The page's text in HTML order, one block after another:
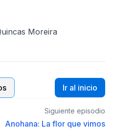
Moreira
Ir al inicio
Siguiente episodio
Anohana: La flor que vimos